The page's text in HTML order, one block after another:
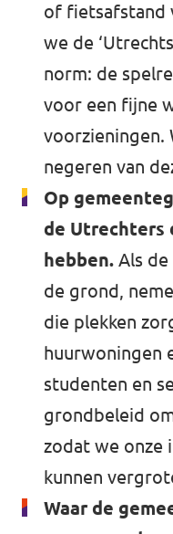
of fietsafstand
we de
norm: de
voor een fijne
voorzieningen.
negeren van
Op
de Utrechters
hebben. Als
de grond,
die plekken
huurwoningen
studenten en
grondbeleid
zodat we onze
kunnen
Waar de